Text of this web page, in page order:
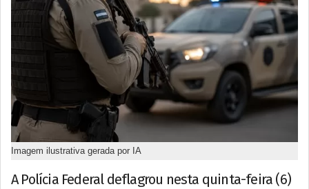
Imagem ilustrativa gerada por IA
A Polícia Federal deflagrou nesta quinta-feira (6)